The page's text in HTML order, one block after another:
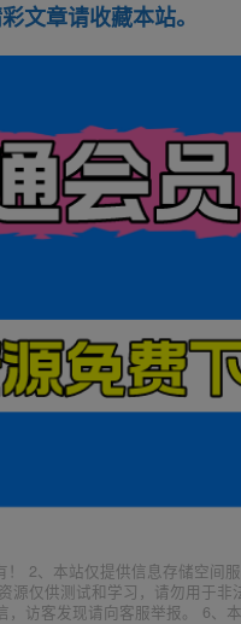
文章请收藏本站。
！ 2、本站仅提供信息存储空
源仅供测试和学习，请勿用于
访客发现请向客服举报。 6、